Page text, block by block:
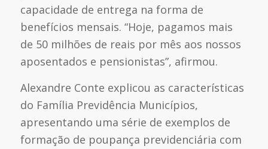
capacidade de entrega na forma de
benefícios mensais. “Hoje, pagamos mais
de 50 milhões de reais por mês aos nossos
aposentados e pensionistas”, afirmou.
Alexandre Conte explicou as características
do Família Previdência Municípios,
apresentando uma série de exemplos de
formação de poupança previdenciária com